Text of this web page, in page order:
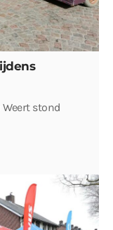
stond